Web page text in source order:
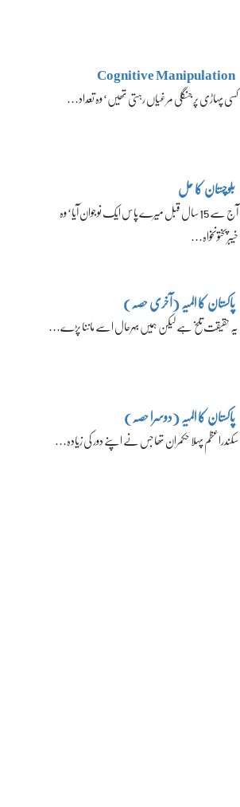
Cognitive Manipulation
کسی پہاڑی پر جنگلی مرغیاں رہتی تھیں‘ وہ تعداد…
بلوچستان کا حل
آج سے 15 سال قبل میرے پاس ایک نوجوان آیا‘ وہ
خیبرپختونخواہ…
پاکستان کا المیہ (آخری حصہ)
یہ حقیقت تلخ ہے لیکن ہمیں بہرحال اسے ماننا پڑے…
پاکستان کا المیہ (دوسرا حصہ)
سکندراعظم پہلا حکمران تھا جس نے اپنے دور کی زیادہ…